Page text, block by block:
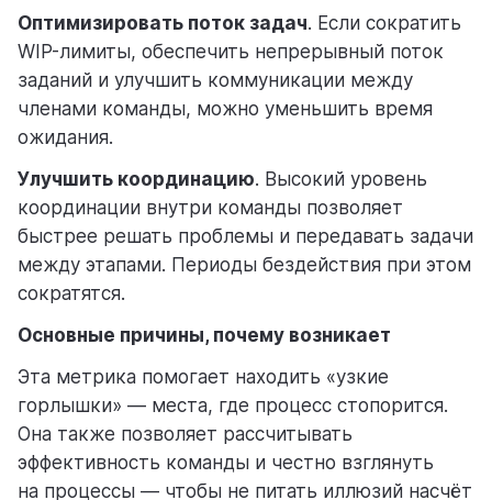
Оптимизировать поток задач. Если сократить
WIP-лимиты, обеспечить непрерывный поток
заданий и улучшить коммуникации между
членами команды, можно уменьшить время
ожидания.
Улучшить координацию. Высокий уровень
координации внутри команды позволяет
быстрее решать проблемы и передавать задачи
между этапами. Периоды бездействия при этом
сократятся.
Основные причины, почему возникает
Эта метрика помогает находить «узкие
горлышки» — места, где процесс стопорится.
Она также позволяет рассчитывать
эффективность команды и честно взглянуть
на процессы — чтобы не питать иллюзий насчёт